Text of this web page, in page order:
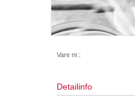
Vare nr.:
Detailinfo